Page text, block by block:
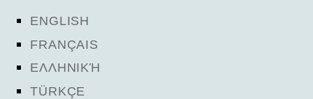
ENGLISH
FRANÇAIS
ΕΛΛΗΝΙΚΉ
TÜRKÇE